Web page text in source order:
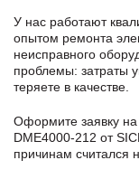
У нас работают
опытом ремонта
неисправного
проблемы: затраты
теряете в качестве.
Оформите заявку
DME4000-212 от
причинам считался